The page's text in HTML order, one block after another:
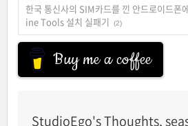
한국 통신사의 SIM카드를 낀 안드로이드폰
ine Tools 설치 실패기
(2)
Buy me a coffee
StudioEgo's Thoughts,